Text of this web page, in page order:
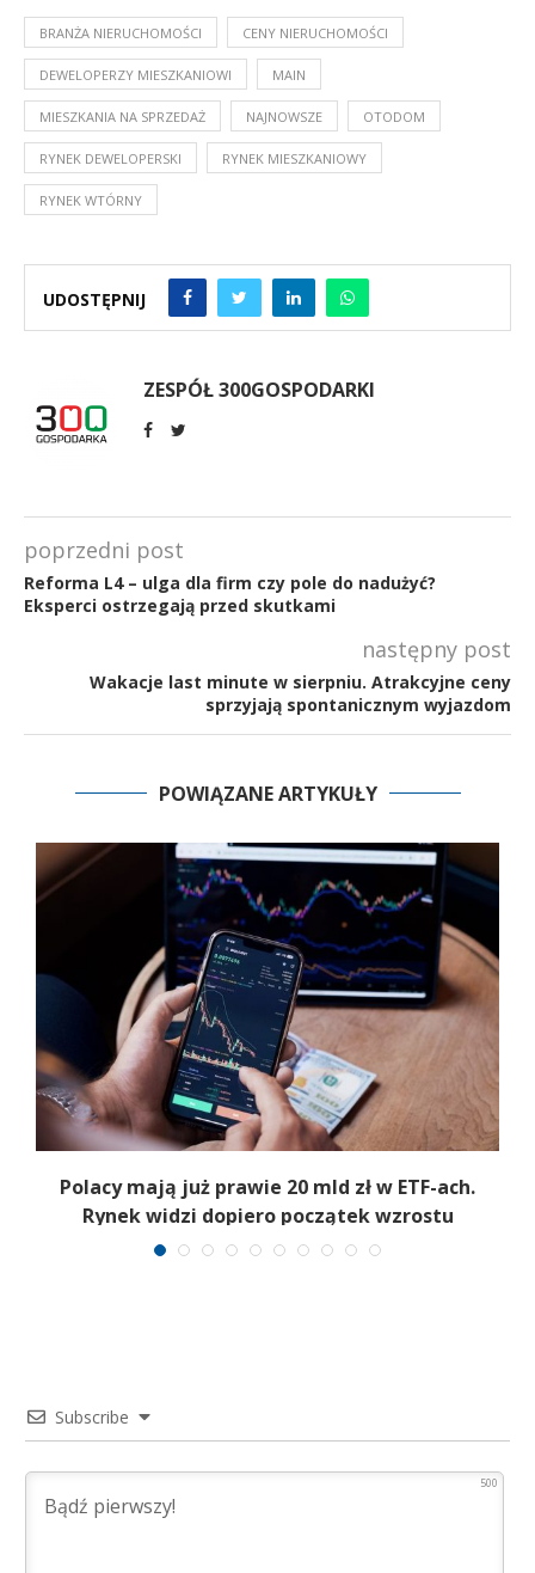
BRANŻA NIERUCHOMOŚCI CENY NIERUCHOMOŚCI
DEWELOPERZY MIESZKANIOWI MAIN
MIESZKANIA NA SPRZEDAŻ NAJNOWSZE OTODOM
RYNEK DEWELOPERSKI RYNEK MIESZKANIOWY
RYNEK WTÓRNY
UDOSTĘPNIJ
ZESPÓŁ 300GOSPODARKI
poprzedni post
Reforma L4 – ulga dla firm czy pole do nadużyć?
Eksperci ostrzegają przed skutkami
następny post
Wakacje last minute w sierpniu. Atrakcyjne ceny
sprzyjają spontanicznym wyjazdom
POWIĄZANE ARTYKUŁY
Polacy mają już prawie 20 mld zł w ETF-ach.
Rynek widzi dopiero początek wzrostu
Subscribe
500